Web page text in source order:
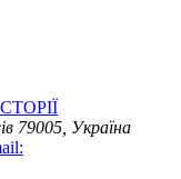
79005, Україна